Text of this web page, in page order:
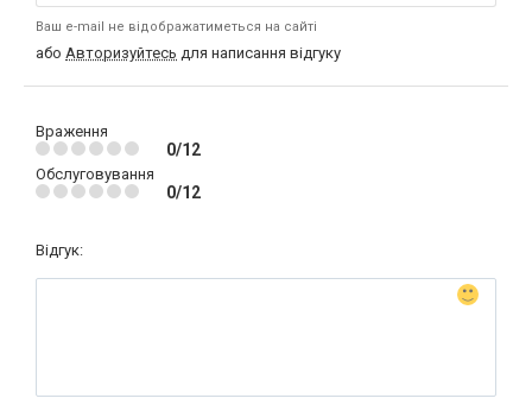
Ваш e-mail не відображатиметься на сайті
або Авторизуйтесь для написання відгуку
Враження
0/12
Обслуговування
0/12
Відгук: